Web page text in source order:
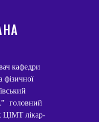
кафедри
фізичної
головний
ЦІМТ лікар-